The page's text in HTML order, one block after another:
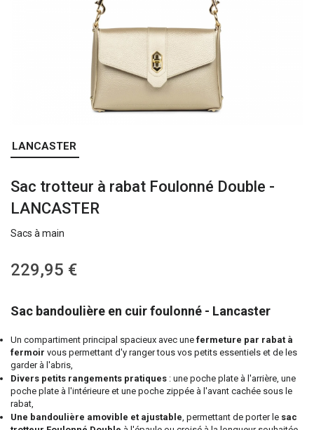
Skip
to
beginning
of
the
images
LANCASTER
Sac trotteur à rabat Foulonné Double -
LANCASTER
Sacs à main
229,95 €
Sac bandoulière en cuir foulonné - Lancaster
Un compartiment principal spacieux avec une fermeture par rabat à
fermoir vous permettant d'y ranger tous vos petits essentiels et de les
garder à l'abris,
Divers petits rangements pratiques : une poche plate à l'arrière, une
poche plate à l'intérieure et une poche zippée à l'avant cachée sous le
rabat,
Une bandoulière amovible et ajustable , permettant de porter le sac